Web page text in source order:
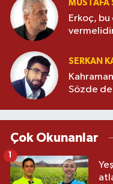
MUSTAFA
Erkoç,
SERKAN
Sözde
Çok Okunanlar
1